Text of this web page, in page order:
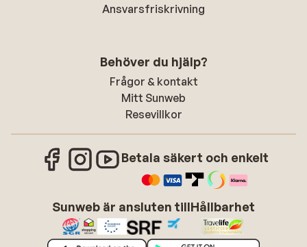
Ansvarsfriskrivning
Behöver du hjälp?
Frågor & kontakt
Mitt Sunweb
Resevillkor
Betala säkert och enkelt
Sunweb är ansluten tillHållbarhet